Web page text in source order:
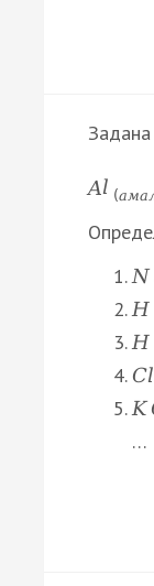
Al (ама
N
H
H
Cl
K
…